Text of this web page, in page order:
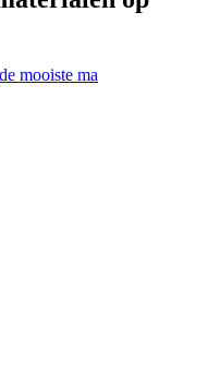
mooiste ma